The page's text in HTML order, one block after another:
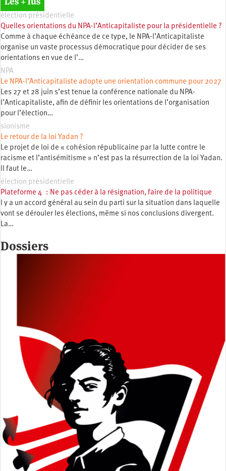
élection présidentielle
Quelles orientations du NPA-l’Anticapitaliste pour la présidentielle ?
Comme à chaque échéance de ce type, le NPA-l’Anticapitaliste
organise un vaste processus démocratique pour décider de ses
orientations en vue de l’…
NPA
Le NPA-l’Anticapitaliste adopte une orientation commune pour 2027
Les 27 et 28 juin s’est tenue la conférence nationale du NPA-
l’Anticapitaliste, afin de définir les orientations de l’organisation
pour l’élection…
sionisme
Le retour de la loi Yadan ?
Le projet de loi de « cohésion républicaine par la lutte contre le
racisme et l’antisémitisme » n’est pas la résurrection de la loi Yadan.
Il faut le…
élection présidentielle
Plateforme 4 : Ne pas céder à la résignation, faire de la politique
l y a un accord général au sein du parti sur la situation dans laquelle
vont se dérouler les élections, même si nos conclusions divergent.
La…
Dossiers